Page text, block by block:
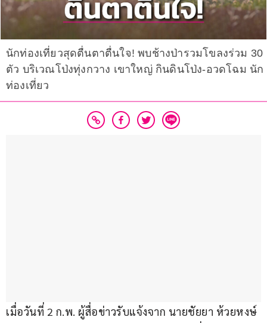
นักท่องเที่ยวสุดตื่นตาตื่นใจ! พบช้างป่ารวมโขลงร่วม 30
ตัว บริเวณโป่งทุ่งกวาง เขาใหญ่ กินดินโป่ง-อวดโฉม นัก
ท่องเที่ยว
เมื่อวันที่ 2 ก.พ. ผู้สื่อข่าวรับแจ้งจาก นายชัยยา ห้วยหงษ์